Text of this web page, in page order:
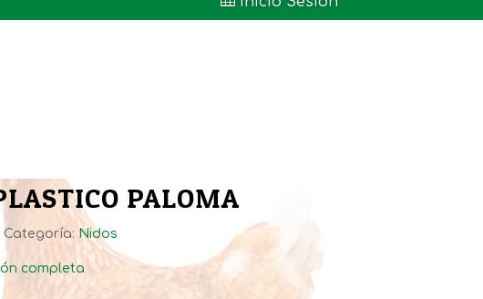
PALOMA
Categoría: Nidos
completa